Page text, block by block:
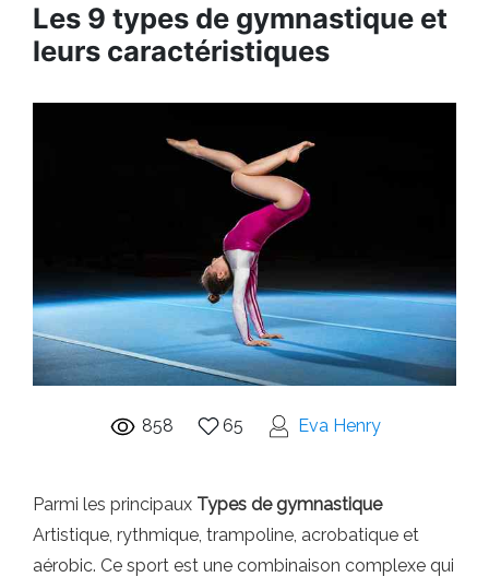
Les 9 types de gymnastique et
leurs caractéristiques
858 65 Eva Henry
Parmi les principaux Types de gymnastique
Artistique, rythmique, trampoline, acrobatique et
aérobic. Ce sport est une combinaison complexe qui